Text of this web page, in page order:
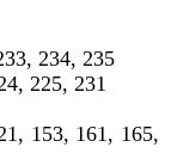
234, 235
225, 231
153, 161, 165,